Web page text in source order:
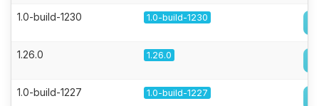
1.0-build-1230 1.0-build-1230
1.26.0 1.26.0
1.0-build-1227 1.0-build-1227